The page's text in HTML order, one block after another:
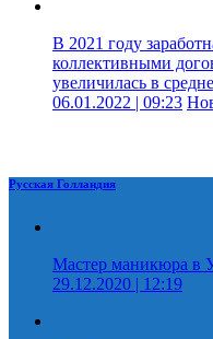
В 2021 году
коллективными
увеличилась в
06.01.2022 | 09:23
Русская Голландия
Мастер маникюра в
29.12.2020 | 12:19